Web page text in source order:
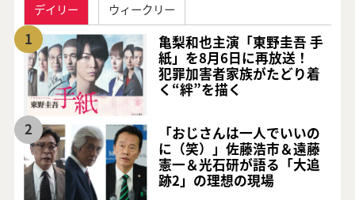
デイリー ウィークリー
1
亀梨和也主演「東野圭吾 手
紙」を8月6日に再放送！
犯罪加害者家族がたどり着
く“絆”を描く
2
「おじさんは一人でいいの
に（笑）」佐藤浩市＆遠藤
憲一＆光石研が語る「大追
跡2」の理想の現場